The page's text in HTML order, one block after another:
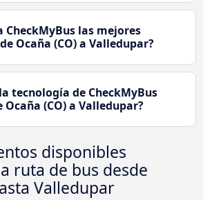
CheckMyBus las mejores
Ocaña (CO) a Valledupar?
tecnología de CheckMyBus
(CO) a Valledupar?
disponibles
ruta de bus desde
Valledupar